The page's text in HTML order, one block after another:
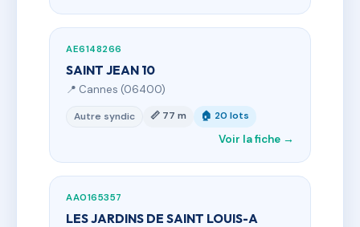
AE6148266
SAINT JEAN 10
📍 Cannes (06400)
Autre syndic 📏 77 m 🏠 20 lots
Voir la fiche →
AA0165357
LES JARDINS DE SAINT LOUIS-A